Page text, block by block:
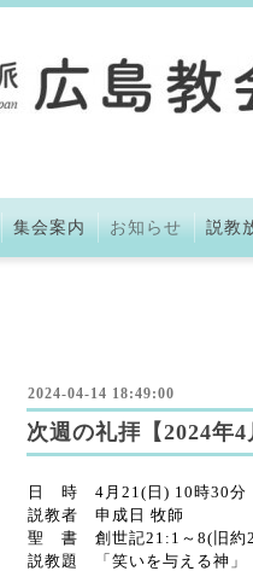
集会案内 お知らせ 説教
2024-04-14 18:49:00
次週の礼拝【2024年4
日 時 4月21(日) 10時30分
説教者 申成日 牧師
聖 書 創世記21:1～8(旧約
説教題 「笑いを与える神」